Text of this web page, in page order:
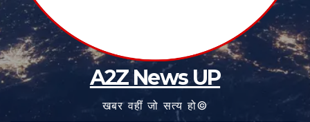
A2Z News UP
खबर वहीं जो सत्य हो©